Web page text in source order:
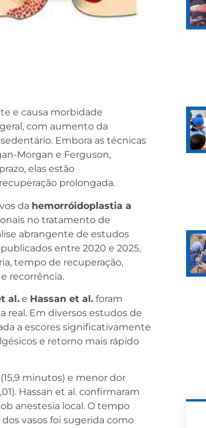
e causa morbidade
com aumento da
Embora as técnicas
Morgan e Ferguson,
elas estão
prolongada.
da hemorróidoplastia a
no tratamento de
abrangente de estudos
entre 2020 e 2025,
tempo de recuperação,
recorrência.
al. e Hassan et al. foram
real. Em diversos estudos de
a escores significativamente
e retorno mais rápido
minutos) e menor dor
Hassan et al. confirmaram
anestesia local. O tempo
vasos foi sugerida como